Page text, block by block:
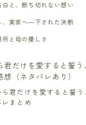
白と、断ち切れない想い
、実家へ―下された決断
と母の優しさ
君だけを愛すると誓
想（ネタバレあり）
ら君だけを愛すると誓
まとめ